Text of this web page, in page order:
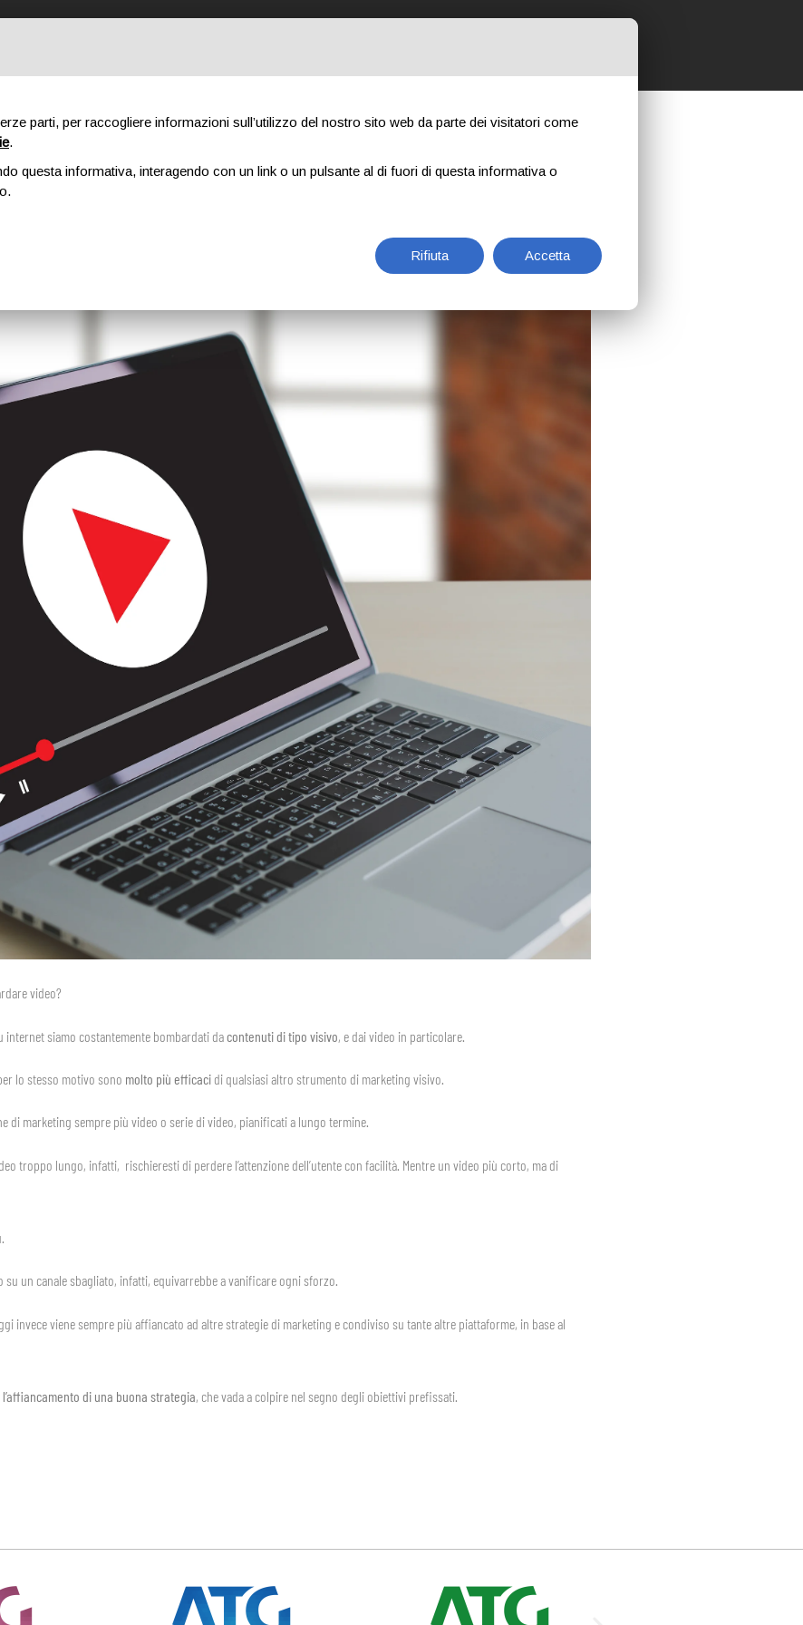
FRONTIERA DEL
video?
siamo costantemente bombardati dacontenuti di tipo visivo, e dai video in particolare.
lo stesso motivo sono molto più efficaci di qualsiasi altro strumento di marketing visivo.
di marketing sempre più video o serie di video, pianificati a lungo termine.
troppo lungo, infatti, rischieresti di perdere l’attenzione dell’utente con facilità. Mentre un video più corto, ma di
su un canale sbagliato, infatti, equivarrebbe a vanificare ogni sforzo.
invece viene sempre più affiancato ad altre strategie di marketing e condiviso su tante altre piattaforme, in base al
di una buona strategia, che vada a colpire nel segno degli obiettivi prefissati.
parti, per raccogliere informazioni sull’utilizzo del nostro sito web da parte dei visitatori come
.
questa informativa, interagendo con un link o un pulsante al di fuori di questa informativa o
Rifiuta Accetta